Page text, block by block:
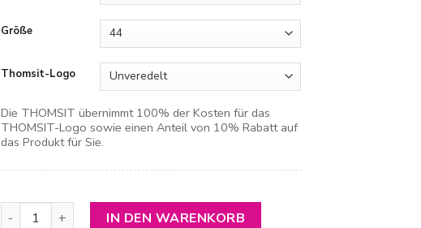
Größe
Thomsit-Logo
Die THOMSIT übernimmt 100% der Kosten für das
THOMSIT-Logo sowie einen Anteil von 10% Rabatt auf
das Produkt für Sie.
Kübler Reflectiq Hose MengeIN DEN WARENKORB